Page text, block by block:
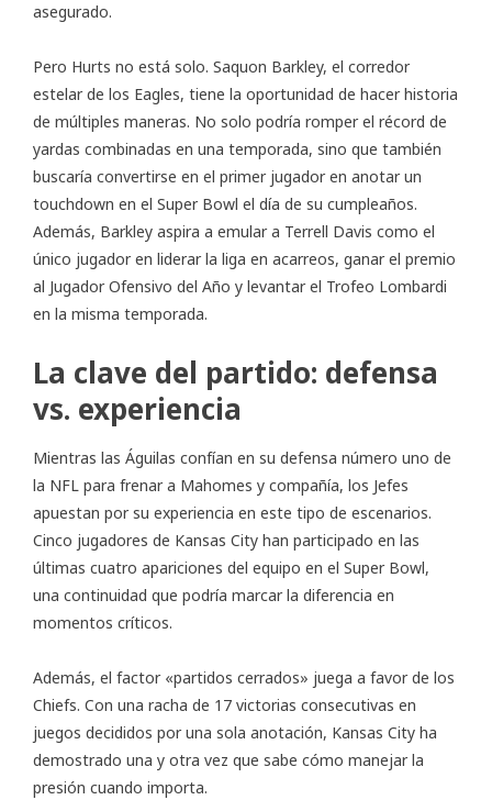
asegurado.
Pero Hurts no está solo. Saquon Barkley, el corredor
estelar de los Eagles, tiene la oportunidad de hacer historia
de múltiples maneras. No solo podría romper el récord de
yardas combinadas en una temporada, sino que también
buscaría convertirse en el primer jugador en anotar un
touchdown en el Super Bowl el día de su cumpleaños.
Además, Barkley aspira a emular a Terrell Davis como el
único jugador en liderar la liga en acarreos, ganar el premio
al Jugador Ofensivo del Año y levantar el Trofeo Lombardi
en la misma temporada.
La clave del partido: defensa
vs. experiencia
Mientras las Águilas confían en su defensa número uno de
la NFL para frenar a Mahomes y compañía, los Jefes
apuestan por su experiencia en este tipo de escenarios.
Cinco jugadores de Kansas City han participado en las
últimas cuatro apariciones del equipo en el Super Bowl,
una continuidad que podría marcar la diferencia en
momentos críticos.
Además, el factor «partidos cerrados» juega a favor de los
Chiefs. Con una racha de 17 victorias consecutivas en
juegos decididos por una sola anotación, Kansas City ha
demostrado una y otra vez que sabe cómo manejar la
presión cuando importa.